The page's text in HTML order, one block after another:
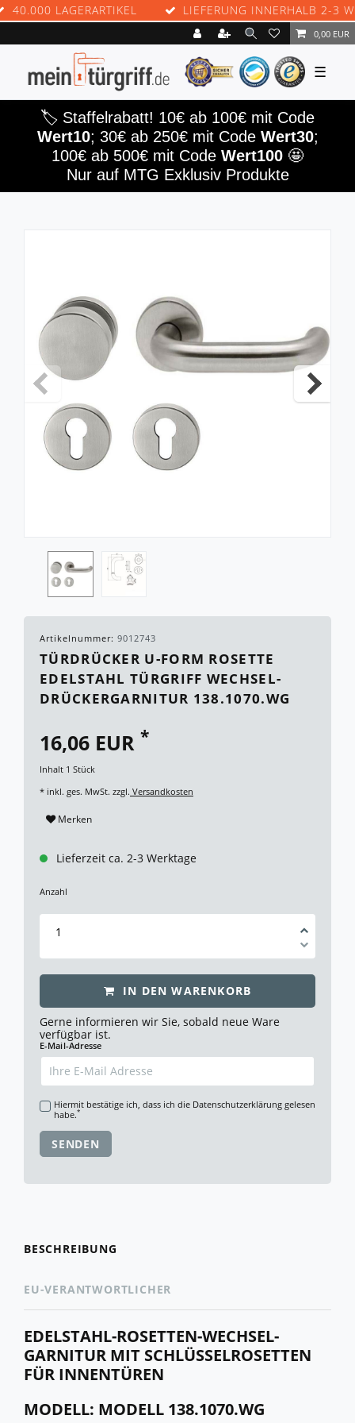
LAGERARTIKEL LIEFERUNG INNERHALB 2-3
0,00 EUR
☰
🏷️ Staffelrabatt! 10€ ab 100€ mit Code
Wert10; 30€ ab 250€ mit Code Wert30;
100€ ab 500€ mit Code Wert100 🤩
Nur auf MTG Exklusiv Produkte
Artikelnummer: 9012743
TÜRDRÜCKER U-FORM ROSETTE
EDELSTAHL TÜRGRIFF WECHSEL-
DRÜCKERGARNITUR 138.1070.WG
16,06 EUR *
Inhalt 1 Stück
* inkl. ges. MwSt. zzgl. Versandkosten
Merken
Lieferzeit ca. 2-3 Werktage
Anzahl
IN DEN WARENKORB
Gerne informieren wir Sie, sobald neue Ware
verfügbar ist.
E-Mail-Adresse
Hiermit bestätige ich, dass ich die Daten­schutz­erklärunggelesen
habe.*
SENDEN
BESCHREIBUNG
EU-VERANTWORTLICHER
EDELSTAHL-ROSETTEN-WECHSEL-
GARNITUR MIT SCHLÜSSELROSETTEN
FÜR INNENTÜREN
MODELL: MODELL 138.1070.WG